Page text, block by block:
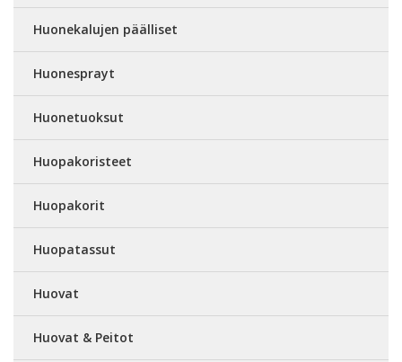
Huonekalujen päälliset
Huonesprayt
Huonetuoksut
Huopakoristeet
Huopakorit
Huopatassut
Huovat
Huovat & Peitot